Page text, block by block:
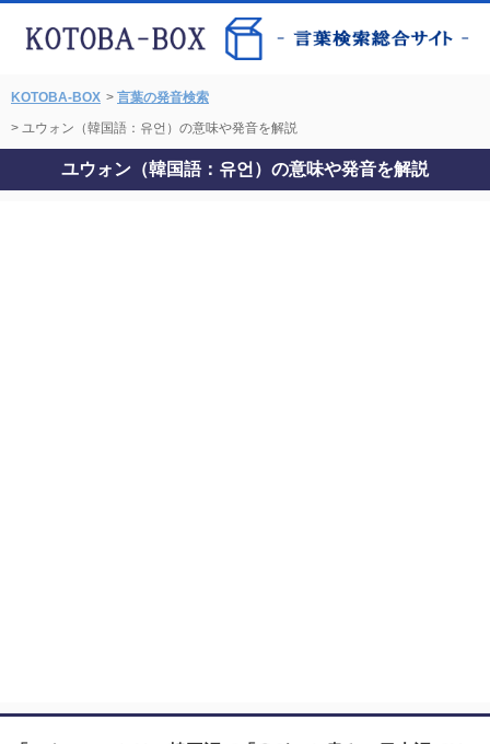
KOTOBA-BOX > 言葉の発音検索
> ユウォン（韓国語：유언）の意味や発音を解説
ユウォン（韓国語：유언）の意味や発音を解説